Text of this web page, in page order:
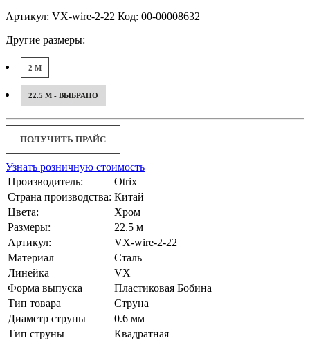
Артикул: VX-wire-2-22 Код: 00-00008632
Другие размеры:
2 М
22.5 М - ВЫБРАНО
ПОЛУЧИТЬ ПРАЙС
Узнать розничную стоимость
Производитель:
Otrix
Страна производства: Китай
Цвета:
Хром
Размеры:
22.5 м
Артикул:
VX-wire-2-22
Материал
Сталь
Линейка
VX
Форма выпуска
Пластиковая Бобина
Тип товара
Струна
Диаметр струны
0.6 мм
Тип струны
Квадратная